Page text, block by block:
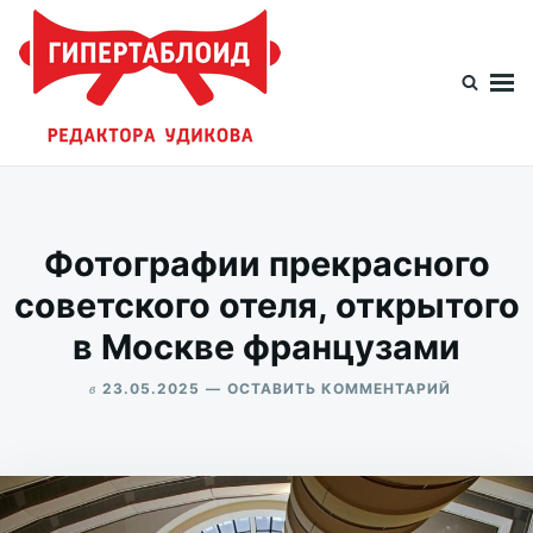
Перейти
содержимому
Искать:
Фотографии прекрасного
советского отеля, открытого
в Москве французами
в 23.05.2025 ОСТАВИТЬ КОММЕНТАРИЙ
ОТЕЛЯ,
В